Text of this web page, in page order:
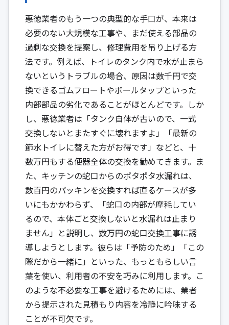
悪徳業者のもう一つの典型的な手口が、本来は
必要のない大規模な工事や、まだ使える部品の
過剰な交換を提案し、修理費用を吊り上げる方
法です。例えば、トイレのタンク内で水が止まら
ないというトラブルの場合、原因は数千円で交
換できるゴムフロートやボールタップといった
内部部品の劣化であることがほとんどです。しか
し、悪徳業者は「タンク自体が古いので、一式
交換しないとまたすぐに壊れますよ」「最新の
節水トイレに替えた方がお得です」などと、十
数万円もする便器全体の交換を勧めてきます。ま
た、キッチンの蛇口からのポタポタ水漏れは、
数百円のパッキンを交換すれば直るケースが多
いにもかかわらず、「蛇口の内部が摩耗してい
るので、本体ごと交換しないと水漏れは止まり
ません」と説明し、数万円の蛇口交換工事に誘
導しようとします。彼らは「予防のため」「この
際だから一緒に」といった、もっともらしい言
葉を使い、利用者の不安を巧みに利用します。こ
のような不必要な工事を避けるためには、業者
から提示された見積もり内容を冷静に吟味する
ことが不可欠です。